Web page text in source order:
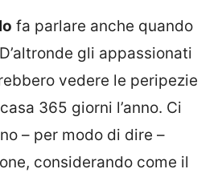
fa parlare anche quando
gli appassionati
vedere le peripezie
365 giorni l’anno. Ci
– per modo di dire –
considerando come il